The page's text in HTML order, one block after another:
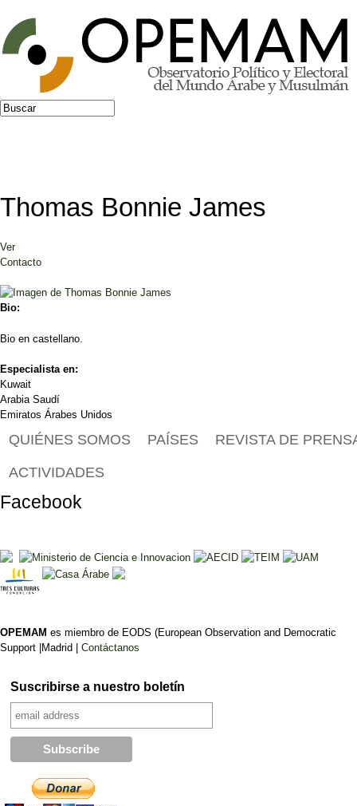
Jump to navigation
Formulario de búsqueda
Buscar
Thomas Bonnie James
Solapas principales
Ver(solapa activa)
Contacto
Bio:
Bio en castellano.
Especialista en:
Kuwait
Arabia Saudí
Emiratos Árabes Unidos
QUIÉNES SOMOS PAÍSES REVISTA DE
ACTIVIDADES
Facebook
OPEMAM es miembro de EODS (European Observation and Democratic
Support |Madrid | Contáctanos
Suscribirse a nuestro boletín